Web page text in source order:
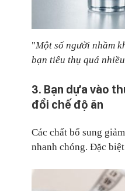
"Một số người nhầm
bạn tiêu thụ quá
3. Bạn dựa vào
đổi chế độ ăn
Các chất bổ sung
nhanh chóng. Đặc